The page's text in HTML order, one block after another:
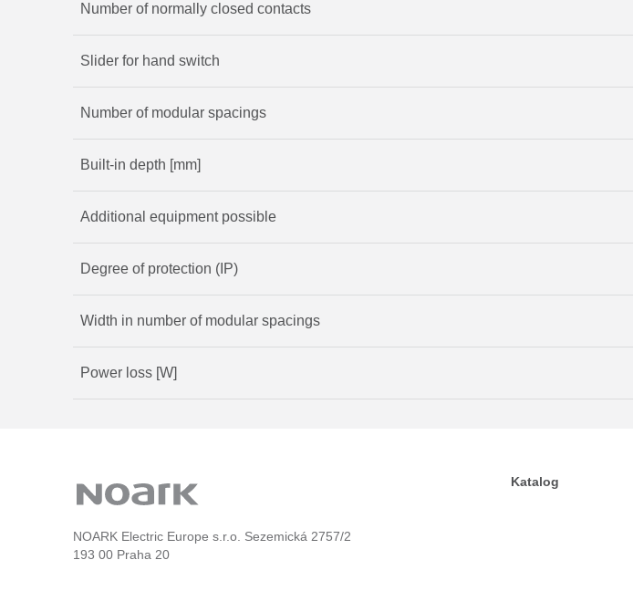
Number of normally closed contacts
Slider for hand switch
Number of modular spacings
Built-in depth [mm]
Additional equipment possible
Degree of protection (IP)
Width in number of modular spacings
Power loss [W]
NOARK Electric Europe s.r.o. Sezemická 2757/2
193 00 Praha 20
Katalog